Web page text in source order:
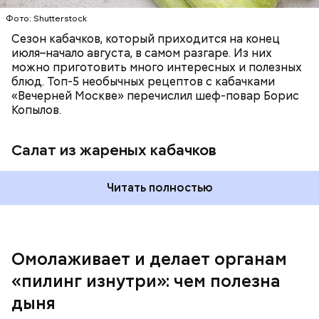
Фото: Shutterstock
Сезон кабачков, который приходится на конец
июля–начало августа, в самом разгаре. Из них
можно приготовить много интересных и полезных
блюд. Топ-5 необычных рецептов с кабачками
«Вечерней Москве» перечислил шеф-повар Борис
Копылов.
Салат из жареных кабачков
Читать полностью
Омолаживает и делает органам
«пилинг изнутри»: чем полезна
дыня
кремний — укрепляет кости, зубы, волосы и
ногти и оказывает омолаживающее действие;
клетчатка — достаточно нежная и забирает
излишки холестерина, сахара и соли тяжелых
фолиевая кислота (в большом количестве) —
Вред дыни
А врач-эндокринолог Алексей Калинчев рассказал,
что существует множество блюд, где используют